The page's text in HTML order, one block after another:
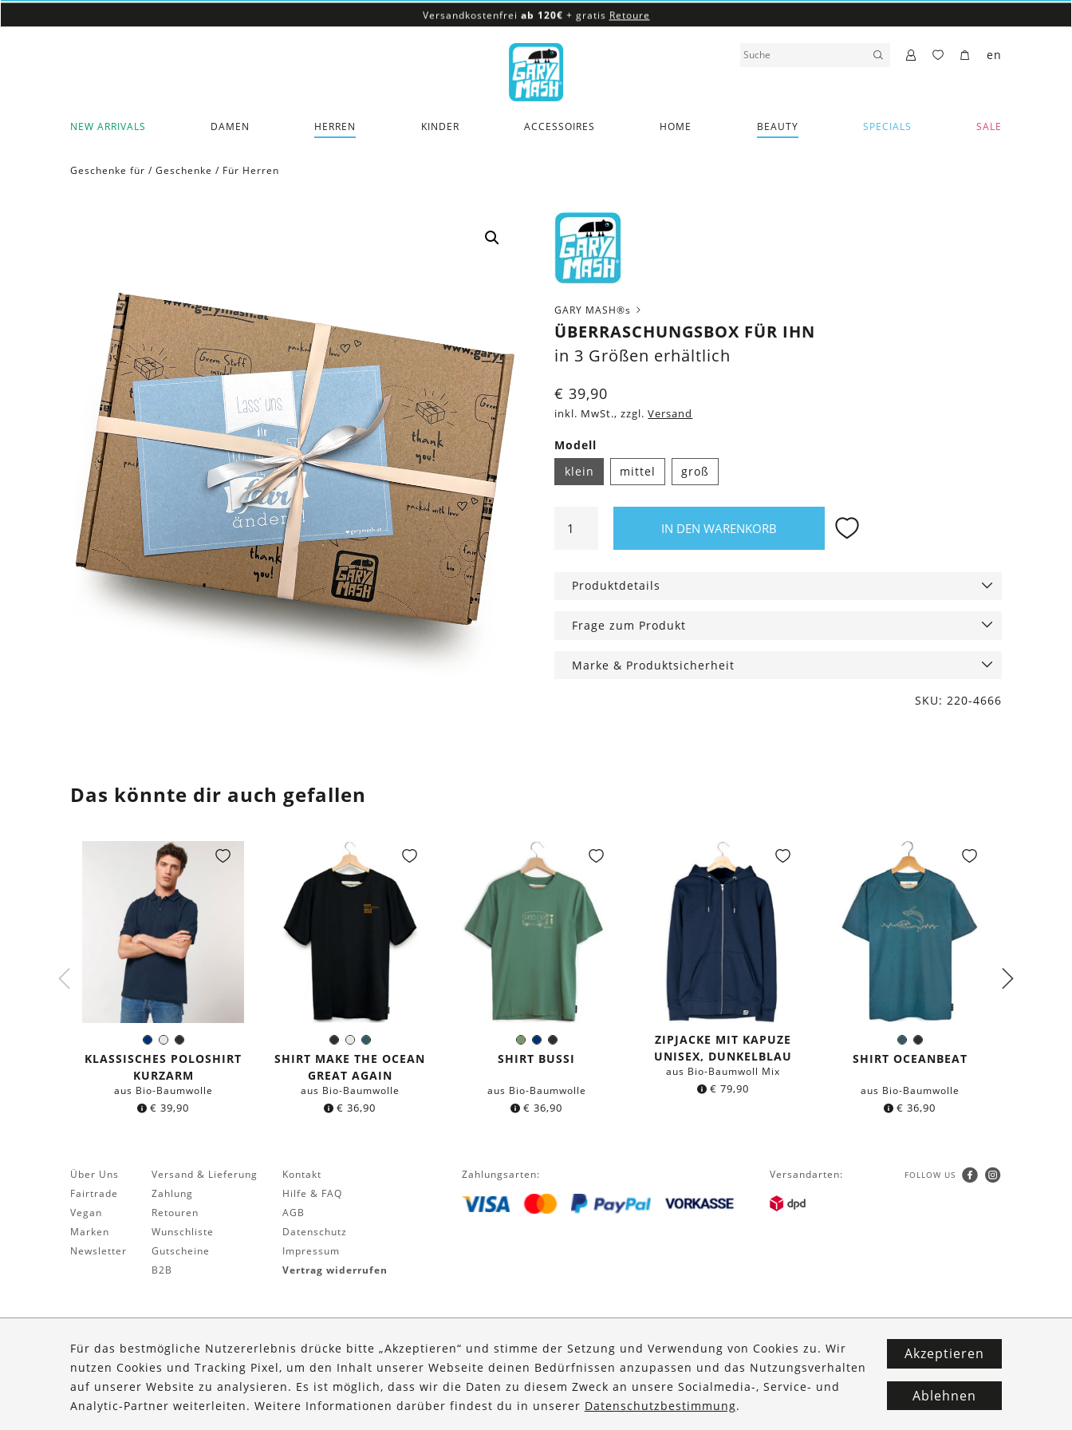
Versandkostenfrei ab 120€ + gratis Retoure
Versandkostenfreiab 120€
NEW ARRIVALS DAMEN HERREN KINDER ACCESSOIRES HOME BEAUTY SPECIALS SALE
en
Geschenke für / Geschenke / Für Herren
GARY MASH®s
ÜBERRASCHUNGSBOX FÜR IHN
in 3 Größen erhältlich
€ 39,90
inkl. MwSt., zzgl. Versand
Modell
klein
mittel groß
für
IN DEN WARENKORB
Produktdetails
Frage zum Produkt
Marke & Produktsicherheit
SKU: 220-4666
Das könnte dir auch gefallen
Dunkelblau
WeißSchwarz
Farbe:
KLASSISCHES POLOSHIRT
KURZARM
aus Bio-Baumwolle
€ 39,90
Schwarz
WeißDunkles
Petrol
Farbe:
SHIRT MAKE THE OCEAN
GREAT AGAIN
aus Bio-Baumwolle
€ 36,90
Olivgrün
Dunkelblau
Schwarz
Farbe:
SHIRT BUSSI
aus Bio-Baumwolle
€ 36,90
ZIPJACKE MIT KAPUZE
UNISEX, DUNKELBLAU
aus Bio-Baumwoll Mix
€ 79,90
Dunkles
Petrol
Schwarz
Farbe:
SHIRT OCEANBEAT
aus Bio-Baumwolle
€ 36,90
Über Uns
Fairtrade
Vegan
Marken
Newsletter
Versand & Lieferung
Zahlung
Retouren
Wunschliste
Gutscheine
B2B
Kontakt
Hilfe & FAQ
AGB
Datenschutz
Impressum
Vertrag widerrufen
Zahlungsarten: Versandarten: FOLLOW US
Für das bestmögliche Nutzererlebnis drücke bitte „Akzeptieren“ und stimme der Setzung und Verwendung von Cookies zu. Wir
nutzen Cookies und Tracking Pixel, um den Inhalt unserer Webseite deinen Bedürfnissen anzupassen und das Nutzungsverhalten
auf unserer Website zu analysieren. Es ist möglich, dass wir die Daten zu diesem Zweck an unsere Socialmedia-, Service- und
Analytic-Partner weiterleiten. Weitere Informationen darüber findest du in unserer Datenschutzbestimmung.
Akzeptieren
Ablehnen